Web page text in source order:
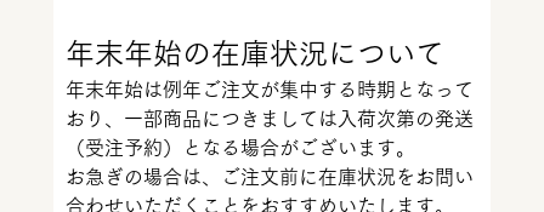
年末年始の在庫状況について
年末年始は例年ご注文が集中する時期となって
おり、一部商品につきましては入荷次第の発送
（受注予約）となる場合がございます。
お急ぎの場合は、ご注文前に在庫状況をお問い
合わせいただくことをおすすめいたします。